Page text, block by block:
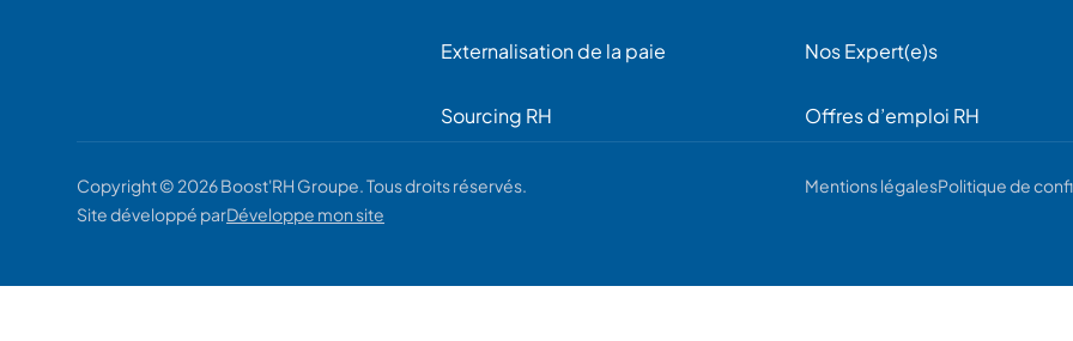
Externalisation de la paie
Sourcing RH
Nos Expert(e)s
Offres d’emploi RH
Copyright © 2026 Boost'RH Groupe. Tous droits réservés.
Site développé parDéveloppe mon site
Mentions légalesPolitique de